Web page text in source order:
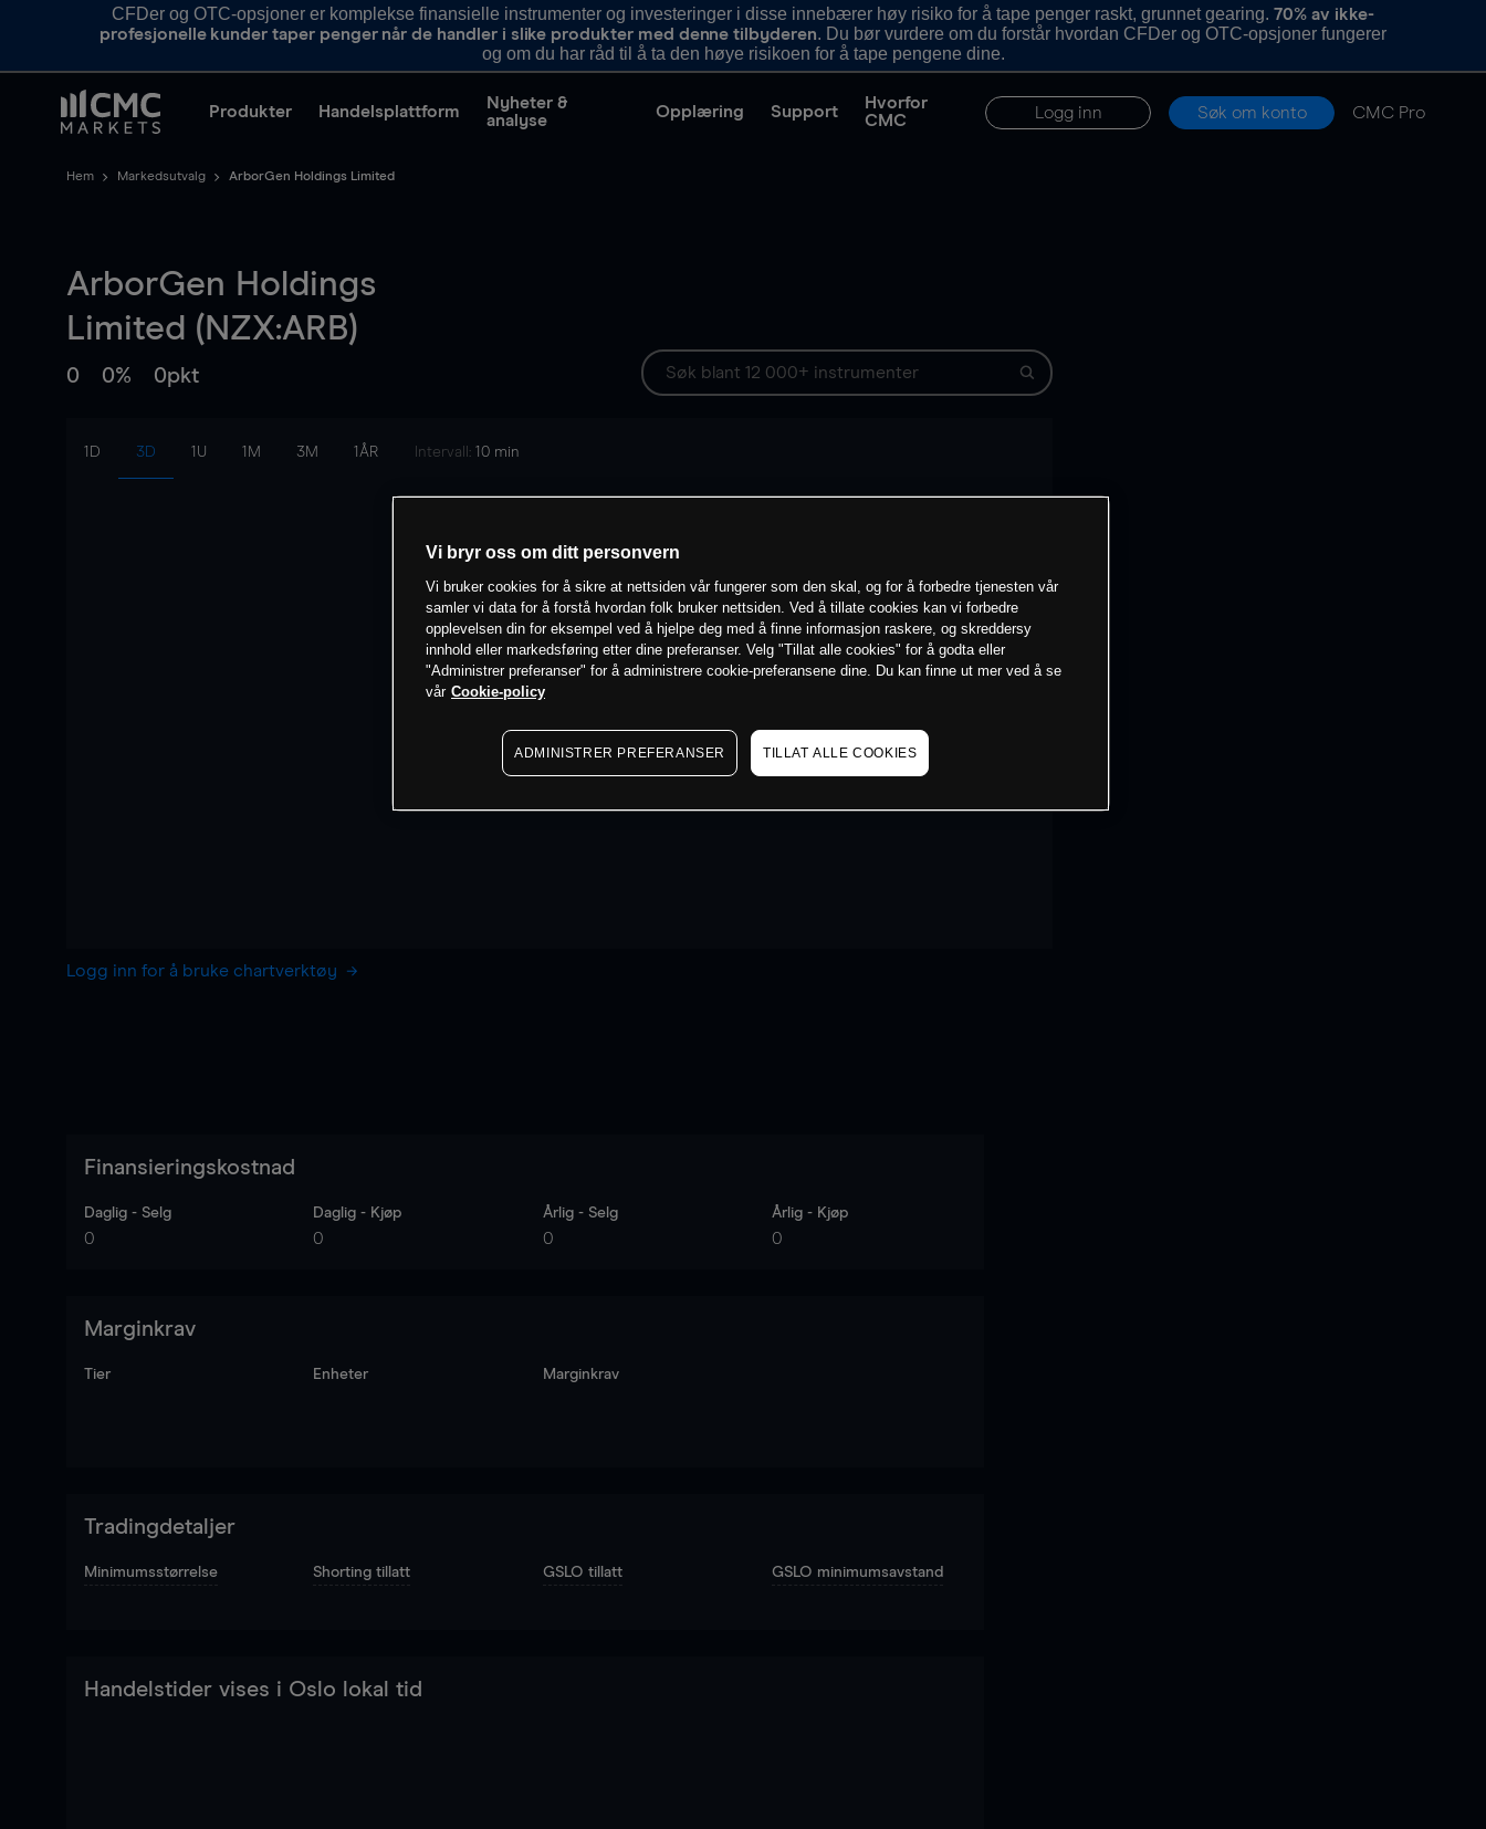
CFDer og OTC-opsjoner er komplekse finansielle instrumenter og investeringer i disse innebærer høy risiko for å tape penger raskt, grunnet gearing.70% av ikke-
profesjonelle kunder taper penger når de handler i slike produkter med denne tilbyderen. Du bør vurdere om du forstår hvordan CFDer og OTC-opsjoner fungerer
og om du har råd til å ta den høye risikoen for å tape pengene dine.
Produkter Handelsplattform
Nyheter &
analyse
Opplæring Support
Hvorfor
CMC
Logg inn Søk om konto CMC Pro
Hem Markedsutvalg ArborGen Holdings Limited
ArborGen Holdings
Limited (NZX:ARB)
0 0% 0pkt
1D 3D 1U 1M 3M 1ÅR Intervall: 10 min
Logg inn for å bruke chartverktøy
Finansieringskostnad
Daglig - Selg
0
Daglig - Kjøp
0
Årlig - Selg
0
Årlig - Kjøp
0
Marginkrav
Tier Enheter Marginkrav
Tradingdetaljer
Minimumsstørrelse Shorting tillatt GSLO tillatt GSLO minimumsavstand
Handelstider vises i Oslo lokal tid
Vi bryr oss om ditt personvern
Vi bruker cookies for å sikre at nettsiden vår fungerer som den skal, og for å forbedre tjenesten vår
samler vi data for å forstå hvordan folk bruker nettsiden. Ved å tillate cookies kan vi forbedre
opplevelsen din for eksempel ved å hjelpe deg med å finne informasjon raskere, og skreddersy
innhold eller markedsføring etter dine preferanser. Velg "Tillat alle cookies" for å godta eller
"Administrer preferanser" for å administrere cookie-preferansene dine. Du kan finne ut mer ved å se
vår Cookie-policy
ADMINISTRER PREFERANSER TILLAT ALLE COOKIES